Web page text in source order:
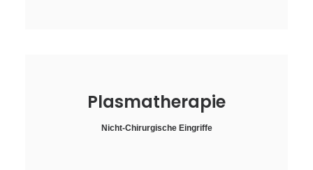
Plasmatherapie
Nicht-Chirurgische Eingriffe